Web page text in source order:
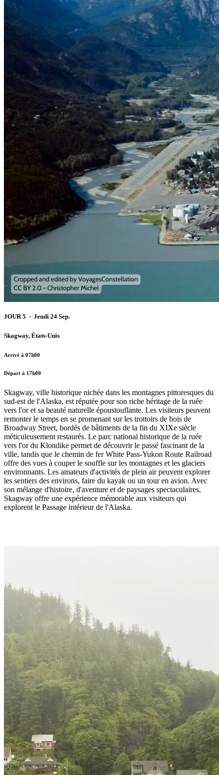
JOUR 5 - Jeudi 24 Sep.
Skagway, États-Unis
Arrivé à 07h00
Départ à 17h00
Skagway, ville historique nichée dans les montagnes pittoresques du
sud-est de l'Alaska, est réputée pour son riche héritage de la ruée
vers l'or et sa beauté naturelle époustouflante. Les visiteurs peuvent
remonter le temps en se promenant sur les trottoirs de bois de
Broadway Street, bordés de bâtiments de la fin du XIXe siècle
méticuleusement restaurés. Le parc national historique de la ruée
vers l'or du Klondike permet de découvrir le passé fascinant de la
ville, tandis que le chemin de fer White Pass-Yukon Route Railroad
offre des vues à couper le souffle sur les montagnes et les glaciers
environnants. Les amateurs d'activités de plein air peuvent explorer
les sentiers des environs, faire du kayak ou un tour en avion. Avec
son mélange d'histoire, d'aventure et de paysages spectaculaires,
Skagway offre une expérience mémorable aux visiteurs qui
explorent le Passage intérieur de l'Alaska.